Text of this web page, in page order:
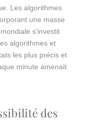
Les algorithmes
une masse
s’investit
algorithmes et
les plus précis et
minute amenait
des